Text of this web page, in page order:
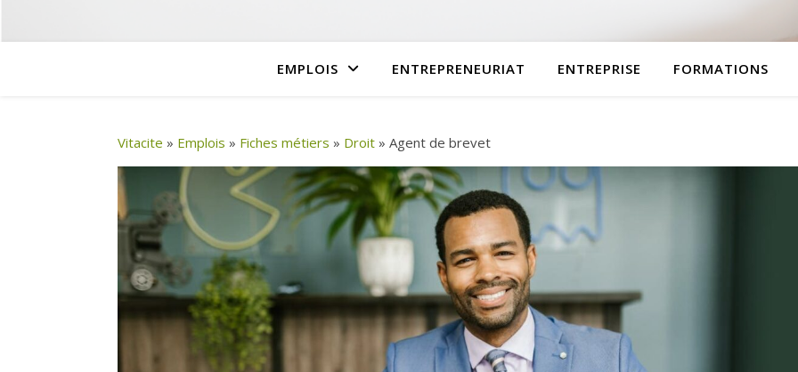
EMPLOIS ENTREPRENEURIAT ENTREPRISE FORMATIONS
Vitacite » Emplois » Fiches métiers » Droit » Agent de brevet